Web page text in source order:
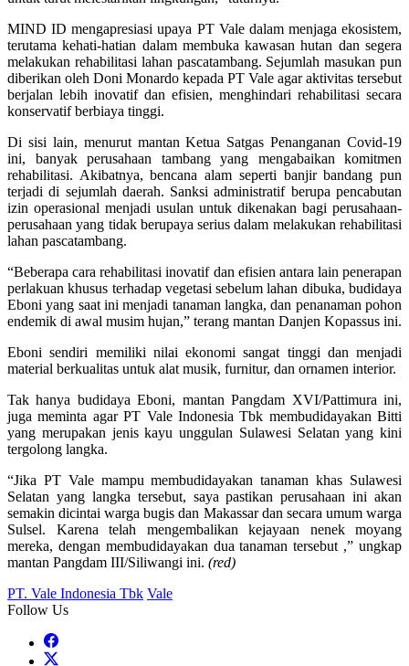
MIND ID mengapresiasi upaya PT Vale dalam menjaga ekosistem,
terutama kehati-hatian dalam membuka kawasan hutan dan segera
melakukan rehabilitasi lahan pascatambang. Sejumlah masukan pun
diberikan oleh Doni Monardo kepada PT Vale agar aktivitas tersebut
berjalan lebih inovatif dan efisien, menghindari rehabilitasi secara
konservatif berbiaya tinggi.
Di sisi lain, menurut mantan Ketua Satgas Penanganan Covid-19
ini, banyak perusahaan tambang yang mengabaikan komitmen
rehabilitasi. Akibatnya, bencana alam seperti banjir bandang pun
terjadi di sejumlah daerah. Sanksi administratif berupa pencabutan
izin operasional menjadi usulan untuk dikenakan bagi perusahaan-
perusahaan yang tidak berupaya serius dalam melakukan rehabilitasi
lahan pascatambang.
“Beberapa cara rehabilitasi inovatif dan efisien antara lain penerapan
perlakuan khusus terhadap vegetasi sebelum lahan dibuka, budidaya
Eboni yang saat ini menjadi tanaman langka, dan penanaman pohon
endemik di awal musim hujan,” terang mantan Danjen Kopassus ini.
Eboni sendiri memiliki nilai ekonomi sangat tinggi dan menjadi
material berkualitas untuk alat musik, furnitur, dan ornamen interior.
Tak hanya budidaya Eboni, mantan Pangdam XVI/Pattimura ini,
juga meminta agar PT Vale Indonesia Tbk membudidayakan Bitti
yang merupakan jenis kayu unggulan Sulawesi Selatan yang kini
tergolong langka.
“Jika PT Vale mampu membudidayakan tanaman khas Sulawesi
Selatan yang langka tersebut, saya pastikan perusahaan ini akan
semakin dicintai warga bugis dan Makassar dan secara umum warga
Sulsel. Karena telah mengembalikan kejayaan nenek moyang
mereka, dengan membudidayakan dua tanaman tersebut ,” ungkap
mantan Pangdam III/Siliwangi ini. (red)
PT. Vale Indonesia Tbk Vale
Follow Us